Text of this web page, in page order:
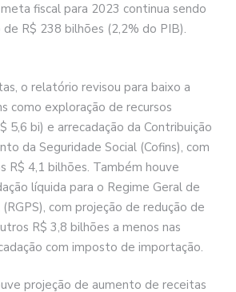
fiscal para 2023 continua sendo
R$ 238 bilhões (2,2% do PIB).
o relatório revisou para baixo a
como exploração de recursos
5,6 bi) e arrecadação da Contribuição
da Seguridade Social (Cofins), com
R$ 4,1 bilhões. Também houve
líquida para o Regime Geral de
com projeção de redução de
R$ 3,8 bilhões a menos nas
com imposto de importação.
projeção de aumento de receitas